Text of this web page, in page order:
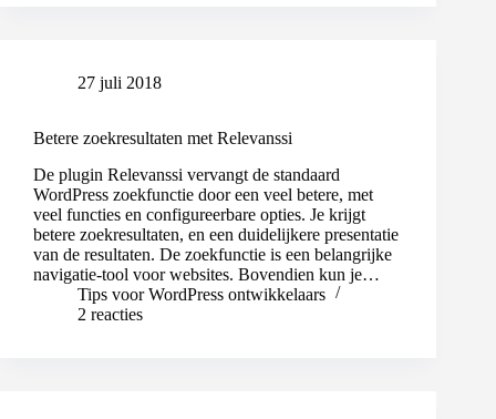
27 juli 2018
Betere zoekresultaten met Relevanssi
De plugin Relevanssi vervangt de standaard
WordPress zoekfunctie door een veel betere, met
veel functies en configureerbare opties. Je krijgt
betere zoekresultaten, en een duidelijkere presentatie
van de resultaten. De zoekfunctie is een belangrijke
navigatie-tool voor websites. Bovendien kun je…
Tips voor WordPress ontwikkelaars
2 reacties